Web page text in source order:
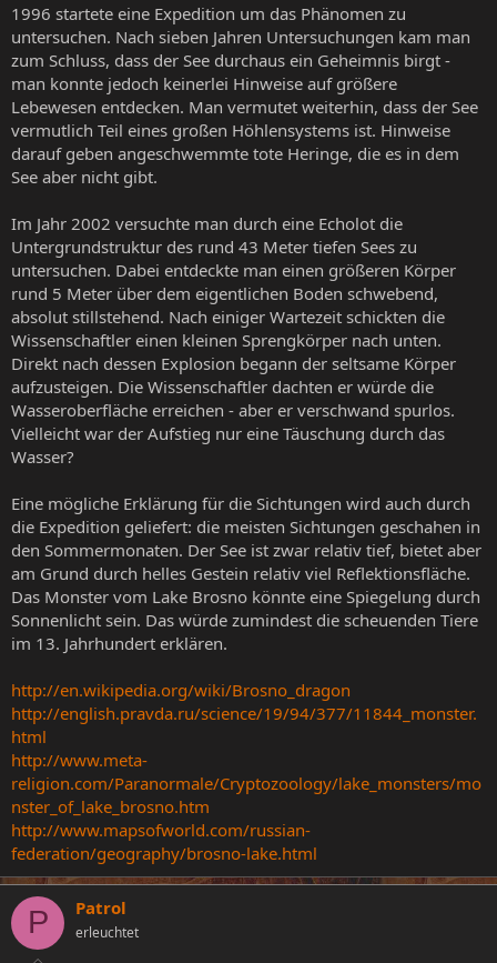
1996 startete eine Expedition um das Phänomen zu
untersuchen. Nach sieben Jahren Untersuchungen kam man
zum Schluss, dass der See durchaus ein Geheimnis birgt -
man konnte jedoch keinerlei Hinweise auf größere
Lebewesen entdecken. Man vermutet weiterhin, dass der See
vermutlich Teil eines großen Höhlensystems ist. Hinweise
darauf geben angeschwemmte tote Heringe, die es in dem
See aber nicht gibt.
Im Jahr 2002 versuchte man durch eine Echolot die
Untergrundstruktur des rund 43 Meter tiefen Sees zu
untersuchen. Dabei entdeckte man einen größeren Körper
rund 5 Meter über dem eigentlichen Boden schwebend,
absolut stillstehend. Nach einiger Wartezeit schickten die
Wissenschaftler einen kleinen Sprengkörper nach unten.
Direkt nach dessen Explosion begann der seltsame Körper
aufzusteigen. Die Wissenschaftler dachten er würde die
Wasseroberfläche erreichen - aber er verschwand spurlos.
Vielleicht war der Aufstieg nur eine Täuschung durch das
Wasser?
Eine mögliche Erklärung für die Sichtungen wird auch durch
die Expedition geliefert: die meisten Sichtungen geschahen in
den Sommermonaten. Der See ist zwar relativ tief, bietet aber
am Grund durch helles Gestein relativ viel Reflektionsfläche.
Das Monster vom Lake Brosno könnte eine Spiegelung durch
Sonnenlicht sein. Das würde zumindest die scheuenden Tiere
im 13. Jahrhundert erklären.
http://en.wikipedia.org/wiki/Brosno_dragon
http://english.pravda.ru/science/19/94/377/11844_monster.
html
http://www.meta-
religion.com/Paranormale/Cryptozoology/lake_monsters/mo
nster_of_lake_brosno.htm
http://www.mapsofworld.com/russian-
federation/geography/brosno-lake.html
P Patrol
erleuchtet